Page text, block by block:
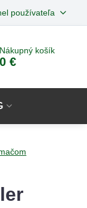
používateľa
Nákupný košík
0 €